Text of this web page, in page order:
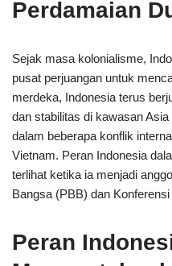
Perdamaian
Sejak masa kolonialisme,
pusat perjuangan untuk
merdeka, Indonesia terus
dan stabilitas di kawasan
dalam beberapa konflik
Vietnam. Peran Indonesia
terlihat ketika ia menjadi
Bangsa (PBB) dan
Peran